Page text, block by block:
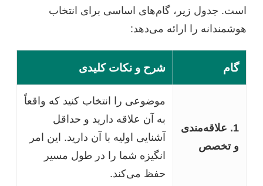
است. جدول زیر، گام‌های اساسی برای انتخاب
هوشمندانه را ارائه می‌دهد:
گام شرح و نکات کلیدی
1. علاقه‌مندی
و تخصص
موضوعی را انتخاب کنید که واقعاً
به آن علاقه دارید و حداقل
آشنایی اولیه با آن دارید. این امر
انگیزه شما را در طول مسیر
حفظ می‌کند.